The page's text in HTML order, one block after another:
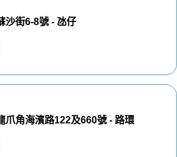
沙街6-8號 - 氹仔
爪角海濱路122及660號 - 路環